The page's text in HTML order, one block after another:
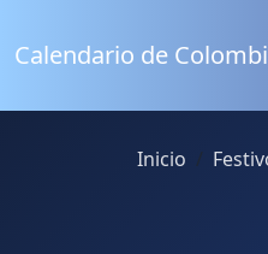
Calendario de
Inicio